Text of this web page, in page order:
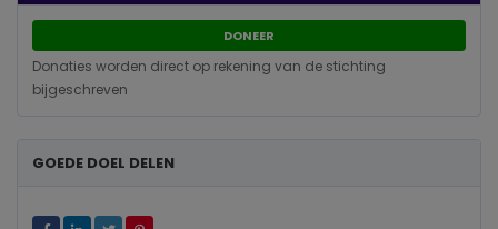
DONEER
Donaties worden direct op rekening van de stichting
bijgeschreven
GOEDE DOEL DELEN